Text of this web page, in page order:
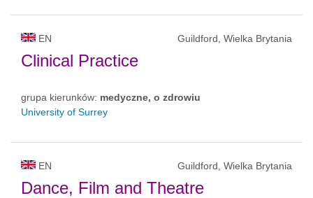
EN Guildford, Wielka Brytania
Clinical Practice
grupa kierunków: medyczne, o zdrowiu
University of Surrey
EN Guildford, Wielka Brytania
Dance, Film and Theatre